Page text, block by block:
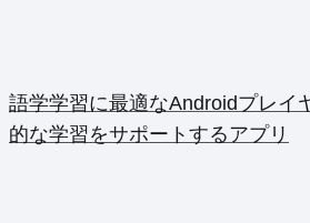
語学学習に最適なAndroidプレイ
的な学習をサポートするアプリ